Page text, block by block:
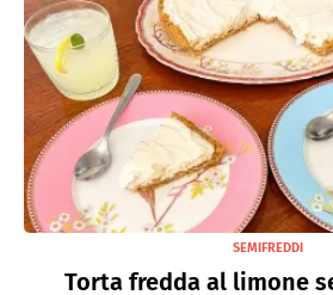
SEMIFREDDI
Torta fredda al limone